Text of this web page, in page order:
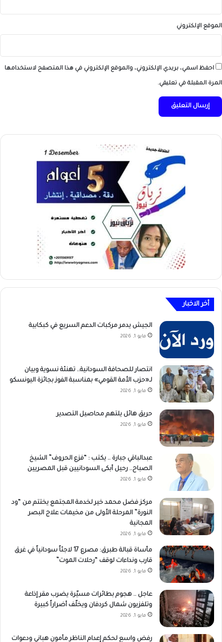
الموقع الإلكتروني
احفظ اسمي، بريدي الإلكتروني، والموقع الإلكتروني في هذا المتصفح لاستخدامها
المرة المقبلة في تعليقي.
أخر الاخبار
الجيش يدمر مركبات الدعم السريع في كبكابية
مايو 1, 2026
انتصار للصحافة السودانية.. تهنئة نسوية وبيان
لـ«حزب الأمة القومي» بمناسبة الفوز بجائزة اليونسكو
مايو 1, 2026
حريق هائل يلتهم محاصيل التصدير
مايو 1, 2026
عبدالباقي جبارة .. يكتب : “فزع الحروف” الشيخ
الصباح.. رحيل أبكى السودانيين قبل المصريين
مايو 1, 2026
مركز فضل محمد خير لخدمة المجتمع يختتم من “ود
النورة” المرحلة الأولى من مخيمات علاج البصر
المجانية
مايو 1, 2026
مأساة قبالة طبرق: مصرع 17 لاجئاً سودانياً في غرق
قارب ونداءات لوقف “رحلات الموت”
مايو 1, 2026
عاجل .. هجوم بطائرات مسيّرة يضرب مقر إذاعة
وتلفزيون شمال كردفان ويخلّف أضراراً كبيرة
مايو 1, 2026
رفض واسع لحكم إعدام الناظر مأمون هباني ودعوات